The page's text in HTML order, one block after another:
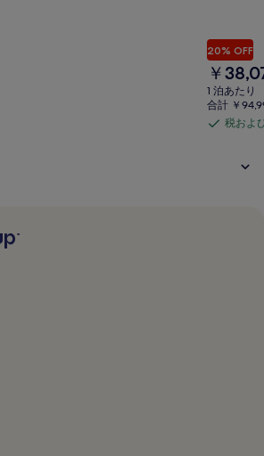
20% OFF
現
在
の
料
￥38,070
￥
1 泊あたり
合計 ￥
税
税およ